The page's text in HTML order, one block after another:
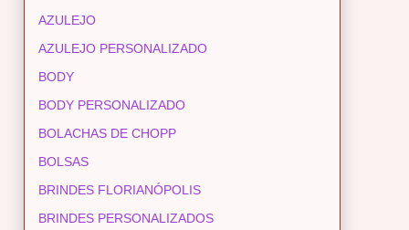
AZULEJO
AZULEJO PERSONALIZADO
BODY
BODY PERSONALIZADO
BOLACHAS DE CHOPP
BOLSAS
BRINDES FLORIANÓPOLIS
BRINDES PERSONALIZADOS